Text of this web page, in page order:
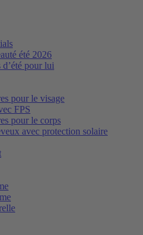
été 2026
d’été pour lui
pour le visage
FPS
pour le corps
avec protection solaire